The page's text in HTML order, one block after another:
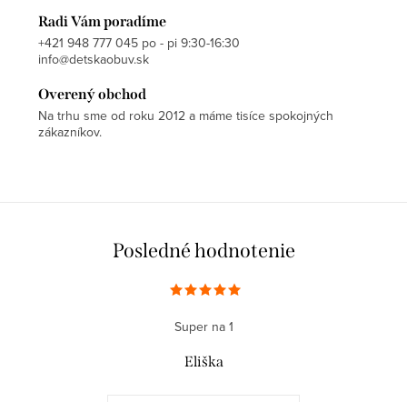
Radi Vám poradíme
+421 948 777 045 po - pi 9:30-16:30
info@detskaobuv.sk
Overený obchod
Na trhu sme od roku 2012 a máme tisíce spokojných
zákazníkov.
Posledné hodnotenie
Super na 1
Eliška